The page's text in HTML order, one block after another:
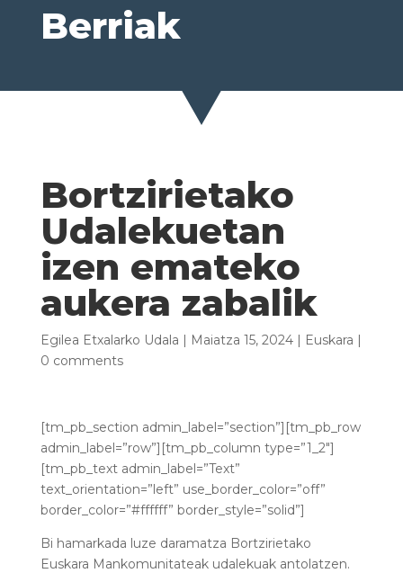
Berriak
Bortzirietako
Udalekuetan
izen emateko
aukera zabalik
Egilea Etxalarko Udala | Maiatza 15, 2024| Euskara |
0 comments
[tm_pb_section admin_label=”section”][tm_pb_row
admin_label=”row”][tm_pb_column type=”1_2″]
[tm_pb_text admin_label=”Text”
text_orientation=”left” use_border_color=”off”
border_color=”#ffffff” border_style=”solid”]
Bi hamarkada luze daramatza Bortzirietako
Euskara Mankomunitateak udalekuak antolatzen.